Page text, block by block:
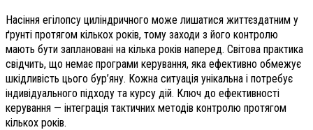
Насіння егілопсу циліндричного може лишатися життєздатним у
ґрунті протягом кількох років, тому заходи з його контролю
мають бути заплановані на кілька років наперед. Світова практика
свідчить, що немає програми керування, яка ефективно обмежує
шкідливість цього бур’яну. Кожна ситуація унікальна і потребує
індивідуального підходу та курсу дій. Ключ до ефективності
керування — інтеграція тактичних методів контролю протягом
кількох років.